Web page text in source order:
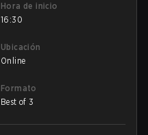
Hora de inicio
16:30
Ubicación
Online
Formato
Best of 3